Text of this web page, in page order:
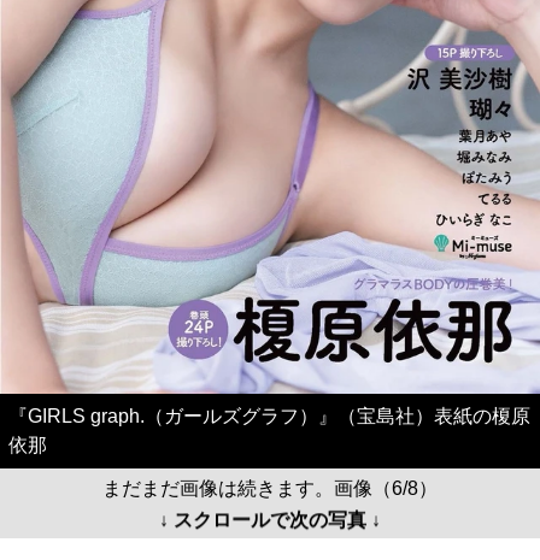
『GIRLS graph.（ガールズグラフ）』（宝島社）表紙の榎原
依那
まだまだ画像は続きます。画像（6/8）
↓ スクロールで次の写真 ↓